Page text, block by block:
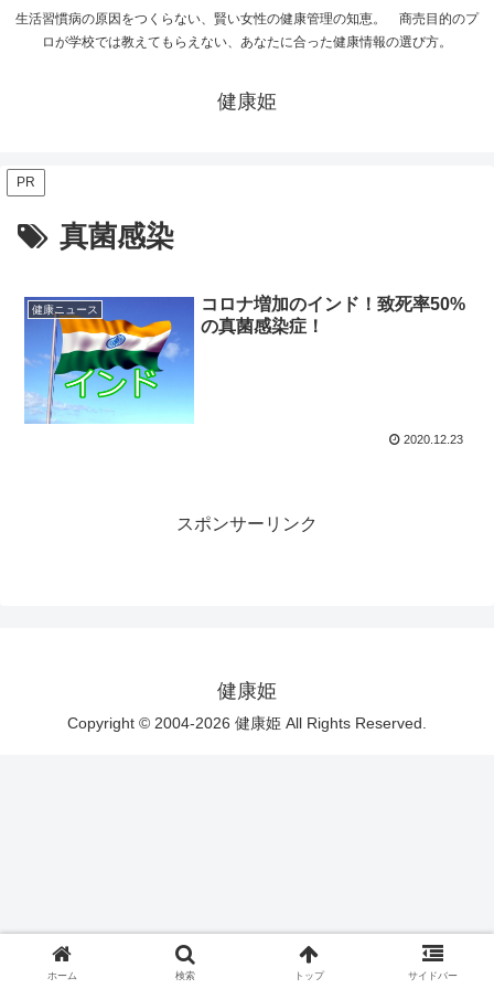
生活習慣病の原因をつくらない、賢い女性の健康管理の知恵。 商売目的のプ
ロが学校では教えてもらえない、あなたに合った健康情報の選び方。
健康姫
PR
真菌感染
健康ニュース
コロナ増加のインド！致死率50%
の真菌感染症！
2020.12.23
スポンサーリンク
健康姫
Copyright © 2004-2026 健康姫 All Rights Reserved.
ホーム 検索 トップ サイドバー